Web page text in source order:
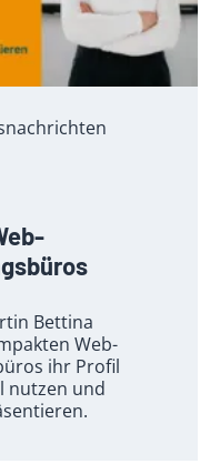
Bettina
Web-
ihr Profil
nutzen und